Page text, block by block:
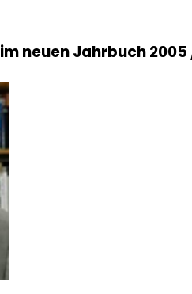
im neuen Jahrbuch 2005